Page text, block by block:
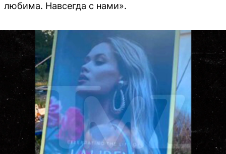
любима. Навсегда с нами».